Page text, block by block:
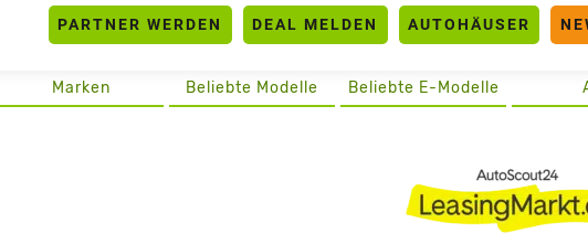
PARTNER WERDEN DEAL MELDEN AUTOHÄUSER
Beliebte E-Modelle
Beliebte Modelle
Marken